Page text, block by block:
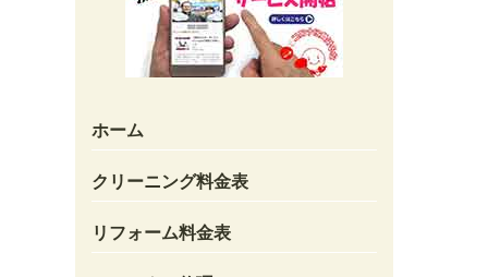
ホーム
クリーニング料金表
リフォーム料金表